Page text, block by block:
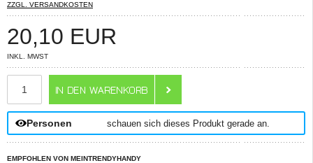
ZZGL. VERSANDKOSTEN
20,10 EUR
INKL. MWST
Personen schauen sich dieses Produkt gerade an.
EMPFOHLEN VON MEINTRENDYHANDY